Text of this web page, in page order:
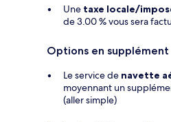
Une taxe locale/
de 3.00 % vous sera
Options en supplément
Le service de navette
moyennant un
(aller simple)